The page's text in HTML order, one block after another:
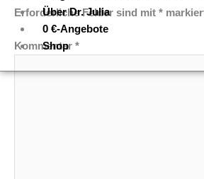
Über Dr. Julia
0 €-Angebote
Shop
Erforderliche Felder sind mit *
Kommentar *